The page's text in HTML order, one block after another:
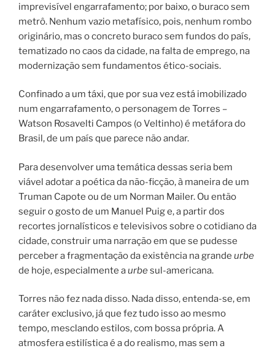
imprevisível engarrafamento; por baixo, o buraco sem
metrô. Nenhum vazio metafísico, pois, nenhum rombo
originário, mas o concreto buraco sem fundos do país,
tematizado no caos da cidade, na falta de emprego, na
modernização sem fundamentos ético-sociais.
Confinado a um táxi, que por sua vez está imobilizado
num engarrafamento, o personagem de Torres –
Watson Rosavelti Campos (o Veltinho) é metáfora do
Brasil, de um país que parece não andar.
Para desenvolver uma temática dessas seria bem
viável adotar a poética da não-ficção, à maneira de um
Truman Capote ou de um Norman Mailer. Ou então
seguir o gosto de um Manuel Puig e, a partir dos
recortes jornalísticos e televisivos sobre o cotidiano da
cidade, construir uma narração em que se pudesse
perceber a fragmentação da existência na grande urbe
de hoje, especialmente aurbesul-americana.
Torres não fez nada disso. Nada disso, entenda-se, em
caráter exclusivo, já que fez tudo isso ao mesmo
tempo, mesclando estilos, com bossa própria. A
atmosfera estilística é a do realismo, mas sem a